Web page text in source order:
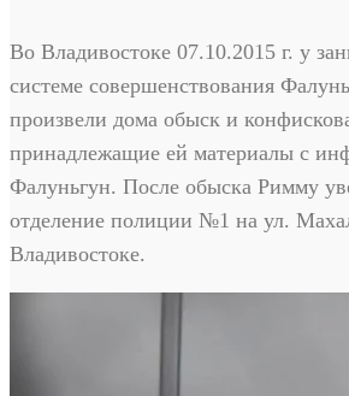
Во Владивостоке 07.10.2015 г. у
системе совершенствования
произвели дома обыск и
принадлежащие ей материалы с
Фалуньгун. После обыска Римму
отделение полиции №1 на ул.
Владивостоке.